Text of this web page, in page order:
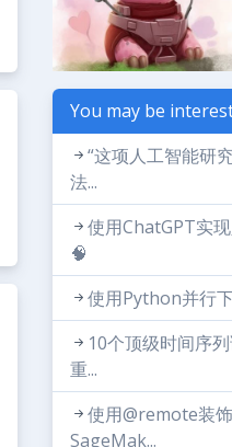
You may be
“这项人工智能研
法...
使用ChatGPT实
🧠
使用Python并行
10个顶级时间序
重...
使用@remote装
SageMak...